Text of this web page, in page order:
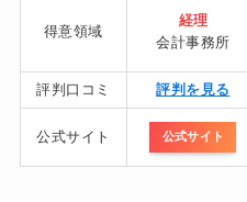
得意領域
経理
会計事務所
評判口コミ 評判を見る
公式サイト 公式サイト